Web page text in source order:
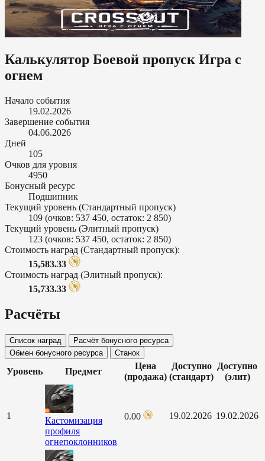
Калькулятор Боевой пропуск Игра с
огнем
Начало события
19.02.2026
Завершение события
04.06.2026
Дней
105
Очков для уровня
4950
Бонусный ресурс
Подшипник
Текущий уровень (Стандартный пропуск)
109 (очков: 537 450, остаток: 2 850)
Текущий уровень (Элитный пропуск)
123 (очков: 537 450, остаток: 2 850)
Стоимость наград (Стандартный пропуск):
15,583.33
Стоимость наград (Элитный пропуск):
15,733.33
Расчёты
Список наград
Расчёт бонусного ресурса
Обмен бонусного ресурса
Станок
Уровень Предмет
Цена
(продажа)
Доступно
(стандарт)
Доступно
(элит)
1
Кастомизация
профиля
огнепоклонников
0.00 19.02.2026 19.02.2026